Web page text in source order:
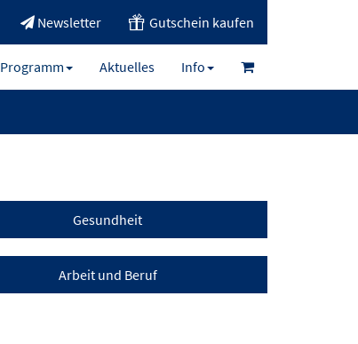
Newsletter Gutschein kaufen
Programm Aktuelles Info
Gesundheit
Arbeit und Beruf